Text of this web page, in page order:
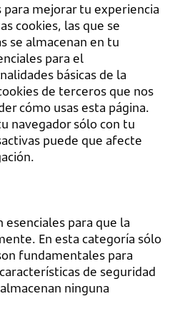
para mejorar tu experiencia
cookies, las que se
se almacenan en tu
para el
básicas de la
de terceros que nos
cómo usas esta página.
navegador sólo con tu
puede que afecte
esenciales para que la
En esta categoría sólo
fundamentales para
de seguridad
ninguna